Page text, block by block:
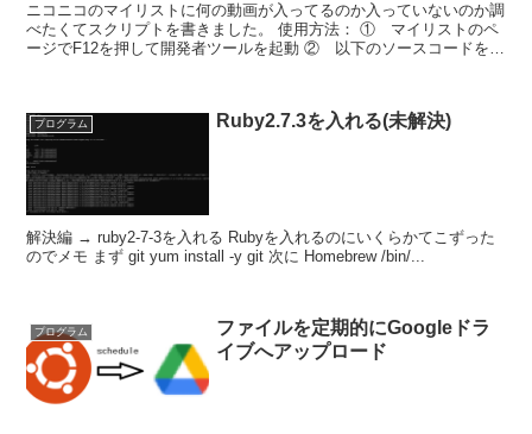
ニコニコのマイリストに何の動画が入ってるのか入っていないのか調
べたくてスクリプトを書きました。 使用方法： ① マイリストのペ
ージでF12を押して開発者ツールを起動 ② 以下のソースコードを
プログラム Ruby2.7.3を入れる(未解決)
解決編 → ruby2-7-3を入れる Rubyを入れるのにいくらかてこずった
のでメモ まず git yum install -y git 次に Homebrew /bin/...
プログラム
ファイルを定期的にGoogleドラ
イブへアップロード